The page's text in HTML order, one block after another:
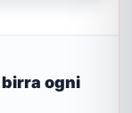
ogni